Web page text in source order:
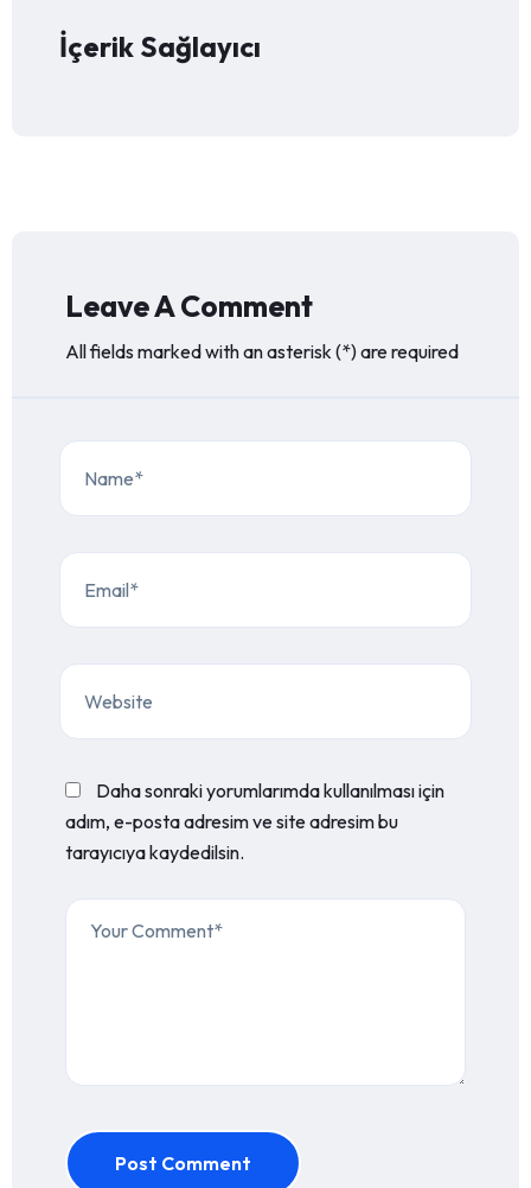
İçerik Sağlayıcı
Leave A Comment
All fields marked with an asterisk (*) are required
Daha sonraki yorumlarımda kullanılması için
adım, e-posta adresim ve site adresim bu
tarayıcıya kaydedilsin.
Post Comment